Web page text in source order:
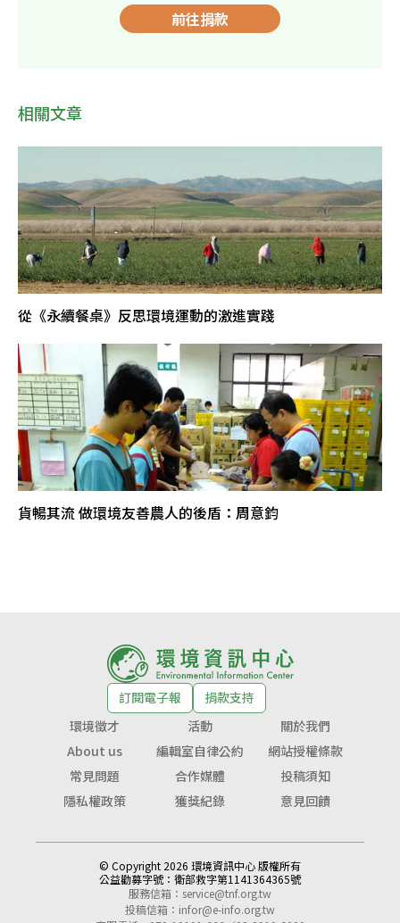
前往捐款
相關文章
從《永續餐桌》反思環境運動的激進實踐
貨暢其流 做環境友善農人的後盾：周意鈞
訂閱電子報
捐款支持
環境徵才
活動
關於我們
About us
編輯室自律公約
網站授權條款
常見問題
合作媒體
投稿須知
隱私權政策
獲獎紀錄 意見回饋
© Copyright 2026 環境資訊中心 版權所有
公益勸募字號： 衛部救字第1141364365號
服務信箱： service@tnf.org.tw
投稿信箱： infor@e-info.org.tw